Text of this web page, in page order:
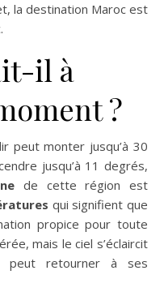
la destination Maroc est
il à
?
peut monter jusqu’à 30
jusqu’à 11 degrés,
de cette région est
qui signifient que
propice pour toute
mais le ciel s’éclaircit
retourner à ses